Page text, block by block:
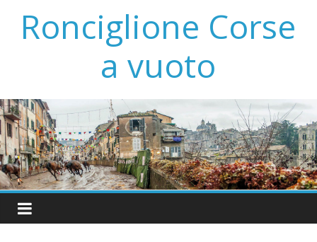
Ronciglione Corse
a vuoto